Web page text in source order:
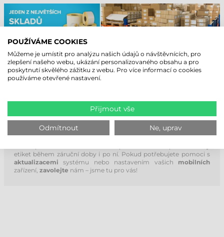
HELP-DESK ZDARMA NA 90 DNÍ!
Při nákupu poskytujeme našim koncovým zákazníkům
poskytnout rychlé a profesionální odpovědi na vaše dotazy.
Na základě našich více než 20letých zkušeností se flexibilně
přizpůsobujeme potřebám našich zákazníků a pomáháme jim po
telefonu nebo přes vzdálenou plochu. Naše společnost nenechá
své klienty bez podpory ani po uplynutí 90 dnů! V rámci našich
etiket během záruční doby i po ní. Pokud potřebujete pomoci s
aktualizacemi systému nebo nastavením vašich mobilních
zařízení, zavolejte nám – jsme tu pro vás!
POUŽÍVÁME COOKIES
Můžeme je umístit pro analýzu našich údajů o návštěvnících, pro
zlepšení našeho webu, ukázání personalizovaného obsahu a pro
poskytnutí skvělého zážitku z webu. Pro více informací o cookies
používáme otevřené nastavení.
Přijmout vše
Odmítnout Ne, uprav